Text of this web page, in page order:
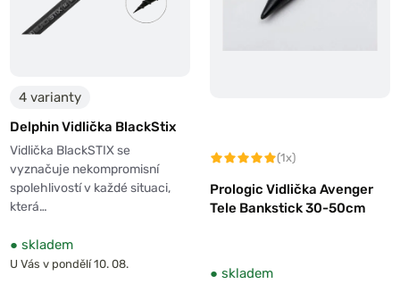
4 varianty
Delphin Vidlička BlackStix
Vidlička BlackSTIX se
vyznačuje nekompromisní
spolehlivostí v každé situaci,
která…
● skladem
U Vás v pondělí 10. 08.
(1x)
Prologic Vidlička Avenger
Tele Bankstick 30-50cm
● skladem